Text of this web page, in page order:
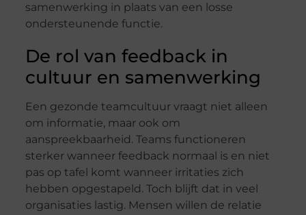
samenwerking in plaats van een losse
ondersteunende functie.
De rol van feedback in
cultuur en samenwerking
Een gezonde teamcultuur vraagt niet alleen
om informatie, maar ook om
aanspreekbaarheid. Teams functioneren
sterker wanneer feedback normaal is en niet
pas op tafel komt wanneer irritaties zich
hebben opgestapeld. Toch blijft dat in veel
organisaties lastig. Mensen willen de relatie